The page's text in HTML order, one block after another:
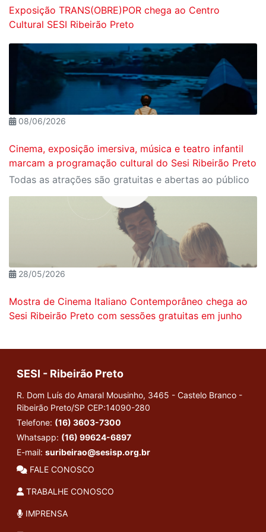
Exposição TRANS(OBRE)POR chega ao Centro
Cultural SESI Ribeirão Preto
08/06/2026
Cinema, exposição imersiva, música e teatro infantil
marcam a programação cultural do Sesi Ribeirão Preto
Todas as atrações são gratuitas e abertas ao público
28/05/2026
Mostra de Cinema Italiano Contemporâneo chega ao
Sesi Ribeirão Preto com sessões gratuitas em junho
SESI - Ribeirão Preto
R. Dom Luís do Amaral Mousinho, 3465 - Castelo Branco -
Ribeirão Preto/SP CEP:14090-280
Telefone: (16) 3603-7300
Whatsapp: (16) 99624-6897
E-mail: suribeirao@sesisp.org.br
FALE CONOSCO
TRABALHE CONOSCO
IMPRENSA